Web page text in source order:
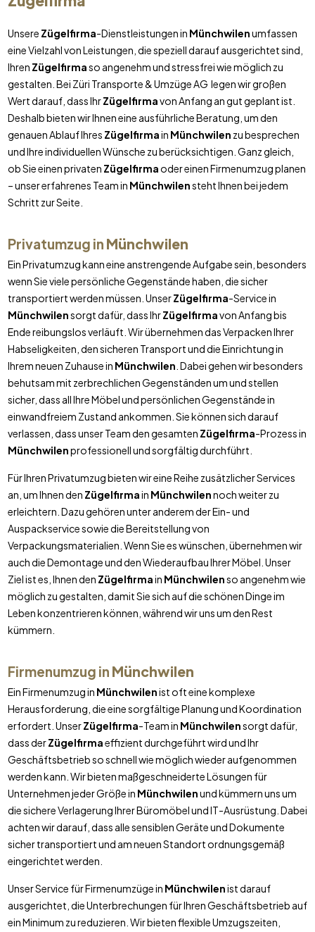
Unsere Zügelfirma-Dienstleistungen in Münchwilenumfassen
eine Vielzahl von Leistungen, die speziell darauf ausgerichtet sind,
Ihren Zügelfirmaso angenehm und stressfrei wie möglich zu
gestalten. Bei Züri Transporte & Umzüge AG legen wir großen
Wert darauf, dass IhrZügelfirmavon Anfang an gut geplant ist.
Deshalb bieten wir Ihnen eine ausführliche Beratung, um den
genauen Ablauf Ihres Zügelfirmain Münchwilen zu besprechen
und Ihre individuellen Wünsche zu berücksichtigen. Ganz gleich,
ob Sie einen privaten Zügelfirmaoder einen Firmenumzug planen
– unser erfahrenes Team in Münchwilensteht Ihnen bei jedem
Schritt zur Seite.
Privatumzug in Münchwilen
Ein Privatumzug kann eine anstrengende Aufgabe sein, besonders
wenn Sie viele persönliche Gegenstände haben, die sicher
transportiert werden müssen. UnserZügelfirma-Service in
Münchwilensorgt dafür, dass IhrZügelfirmavon Anfang bis
Ende reibungslos verläuft. Wir übernehmen das Verpacken Ihrer
Habseligkeiten, den sicheren Transport und die Einrichtung in
Ihrem neuen Zuhause in Münchwilen . Dabei gehen wir besonders
behutsam mit zerbrechlichen Gegenständen um und stellen
sicher, dass all Ihre Möbel und persönlichen Gegenstände in
einwandfreiem Zustand ankommen. Sie können sich darauf
verlassen, dass unser Team den gesamten Zügelfirma-Prozess in
Münchwilenprofessionell und sorgfältig durchführt.
Für Ihren Privatumzug bieten wir eine Reihe zusätzlicher Services
an, um Ihnen den Zügelfirmain Münchwilennoch weiter zu
erleichtern. Dazu gehören unter anderem der Ein- und
Auspackservice sowie die Bereitstellung von
Verpackungsmaterialien. Wenn Sie es wünschen, übernehmen wir
auch die Demontage und den Wiederaufbau Ihrer Möbel. Unser
Ziel ist es, Ihnen den Zügelfirmain Münchwilenso angenehm wie
möglich zu gestalten, damit Sie sich auf die schönen Dinge im
Leben konzentrieren können, während wir uns um den Rest
kümmern.
Firmenumzug in Münchwilen
Ein Firmenumzug in Münchwilenist oft eine komplexe
Herausforderung, die eine sorgfältige Planung und Koordination
erfordert. UnserZügelfirma-Team in Münchwilensorgt dafür,
dass derZügelfirmaeffizient durchgeführt wird und Ihr
Geschäftsbetrieb so schnell wie möglich wieder aufgenommen
werden kann. Wir bieten maßgeschneiderte Lösungen für
Unternehmen jeder Größe in Münchwilenund kümmern uns um
die sichere Verlagerung Ihrer Büromöbel und IT-Ausrüstung. Dabei
achten wir darauf, dass alle sensiblen Geräte und Dokumente
sicher transportiert und am neuen Standort ordnungsgemäß
eingerichtet werden.
Unser Service für Firmenumzüge in Münchwilenist darauf
ausgerichtet, die Unterbrechungen für Ihren Geschäftsbetrieb auf
ein Minimum zu reduzieren. Wir bieten flexible Umzugszeiten,